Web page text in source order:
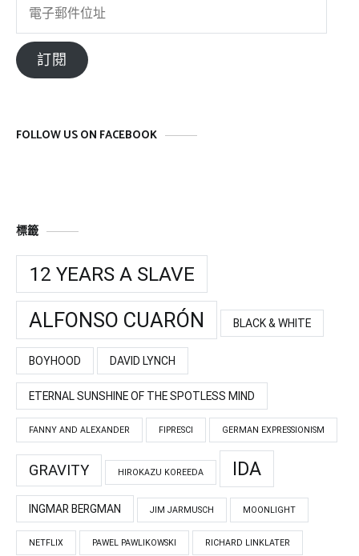
郵
件
訂閱
FOLLOW US ON FACEBOOK
標籤
12 YEARS A SLAVE
ALFONSO CUARÓN BLACK & WHITE
BOYHOOD DAVID LYNCH
ETERNAL SUNSHINE OF THE SPOTLESS MIND
FANNY AND ALEXANDER FIPRESCI GERMAN EXPRESSIONISM
GRAVITY HIROKAZU KOREEDA IDA
INGMAR BERGMAN JIM JARMUSCH MOONLIGHT
NETFLIX PAWEL PAWLIKOWSKI RICHARD LINKLATER